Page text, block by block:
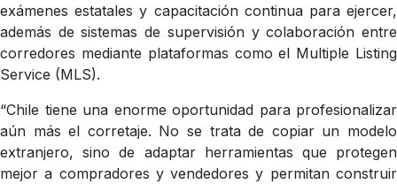
exámenes estatales y capacitación continua para ejercer,
además de sistemas de supervisión y colaboración entre
corredores mediante plataformas como el Multiple Listing
Service (MLS).
“Chile tiene una enorme oportunidad para profesionalizar
aún más el corretaje. No se trata de copiar un modelo
extranjero, sino de adaptar herramientas que protegen
mejor a compradores y vendedores y permitan construir